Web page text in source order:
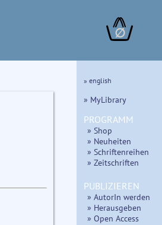
∅
» english
» MyLibrary
PROGRAMM
» Shop
» Neuheiten
» Schriftenreihen
» Zeitschriften
PUBLIZIEREN
» AutorIn werden
» Herausgeben
» Open Access